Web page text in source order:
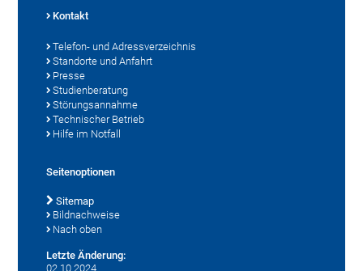
Kontakt
Telefon- und Adressverzeichnis
Standorte und Anfahrt
Presse
Studienberatung
Störungsannahme
Technischer Betrieb
Hilfe im Notfall
Seitenoptionen
Sitemap
Bildnachweise
Nach oben
Letzte Änderung:
02.10.2024